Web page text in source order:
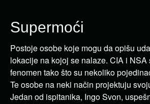
Supermoći
Postoje osobe koje mogu da opišu
lokacije na kojoj se nalaze. CIA i
fenomen tako što su nekoliko
Te osobe na neki način projektuju
Jedan od ispitanika, Ingo Svon,